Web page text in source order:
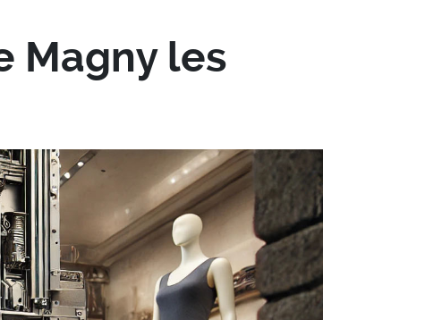
Magny les